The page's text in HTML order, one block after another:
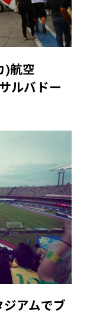
)航空
ルバドー
アムでブ